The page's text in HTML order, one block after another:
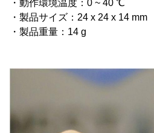
・動作環境温度：0 ~ 40 ℃
・製品サイズ：24 x 24 x 14 mm
・製品重量：14 g